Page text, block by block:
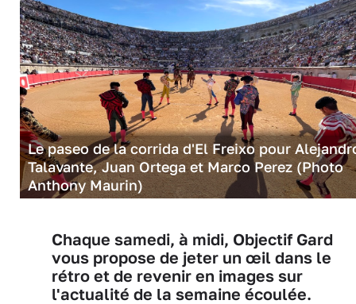
Le paseo de la corrida d'El Freixo pour
Talavante, Juan Ortega et Marco Perez (Photo
Anthony Maurin)
Chaque samedi, à midi, Objectif Gard
vous propose de jeter un œil dans le
rétro et de revenir en images sur
l'actualité de la semaine écoulée.